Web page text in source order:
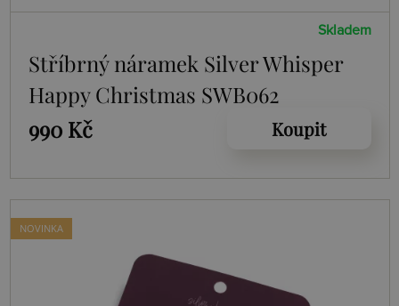
Skladem
Stříbrný náramek Silver Whisper
Happy Christmas SWB062
990 Kč
Koupit
NOVINKA